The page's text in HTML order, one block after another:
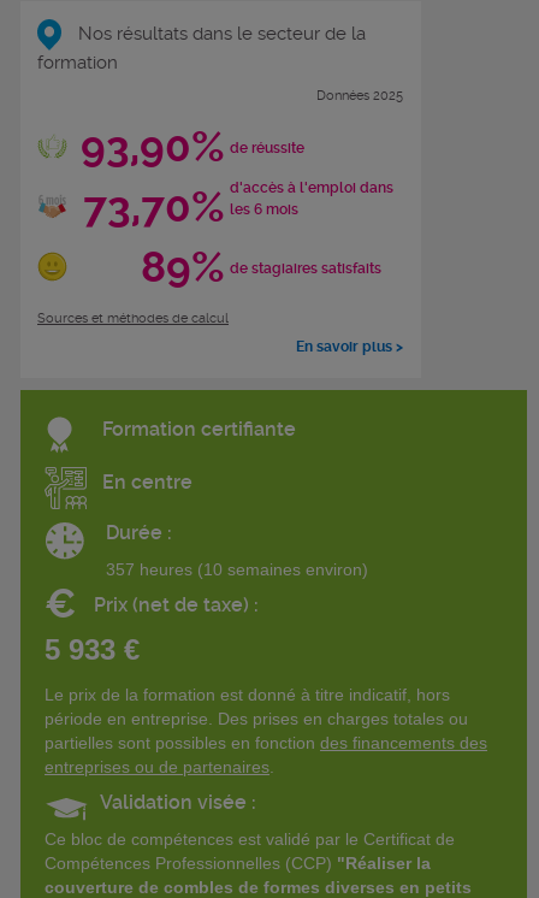
Nos résultats dans le secteur de la
formation
Données 2025
93,90% de réussite
73,70% d'accès à l'emploi dans
les 6 mois
89% de stagiaires satisfaits
Sources et méthodes de calcul
En savoir plus >
Formation certifiante
En centre
Durée :
357 heures (10 semaines environ)
€ Prix (net de taxe) :
5 933 €
Le prix de la formation est donné à titre indicatif, hors
période en entreprise. Des prises en charges totales ou
partielles sont possibles en fonction des financements des
entreprises ou de partenaires
Validation visée :
Ce bloc de compétences est validé par le Certificat de
Compétences Professionnelles (CCP) "Réaliser la
couverture de combles de formes diverses en petits